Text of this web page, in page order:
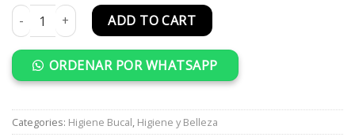
HILO DENTAL COLGATE PACK 2 UNID X 50 MTS. quantity
ADD TO CART
ORDENAR POR WHATSAPP
Categories: Higiene Bucal, Higiene y Belleza